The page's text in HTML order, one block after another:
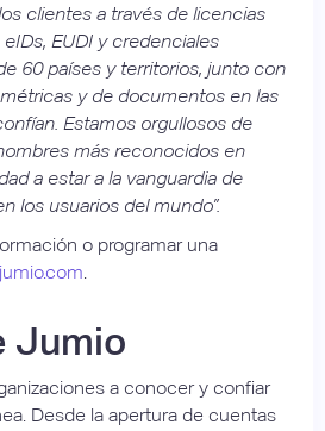
clientes a través de licencias
EUDI y credenciales
60 países y territorios, junto con
y de documentos en las
Estamos orgullosos de
más reconocidos en
a estar a la vanguardia de
los usuarios del mundo”.
o programar una
jumio.com
Jumio
a conocer y confiar
Desde la apertura de cuentas